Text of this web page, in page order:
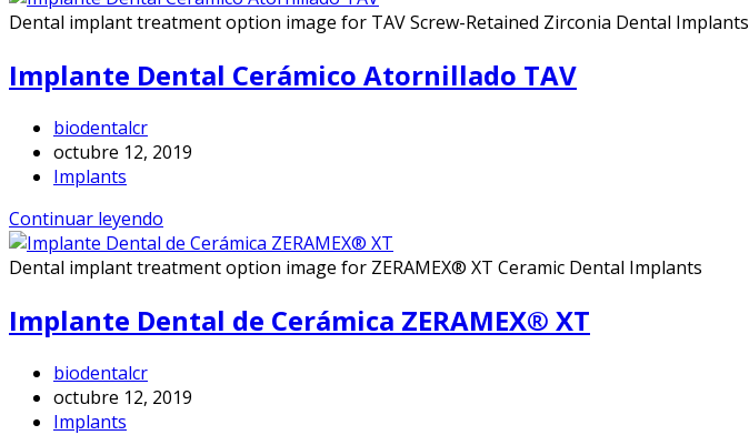
Dental implant treatment option image for TAV Screw-Retained Zirconia Dental Implants
Implante Dental Cerámico Atornillado TAV
biodentalcr
octubre 12, 2019
Implants
Continuar leyendo
Dental implant treatment option image for ZERAMEX® XT Ceramic Dental Implants
Implante Dental de Cerámica ZERAMEX® XT
biodentalcr
octubre 12, 2019
Implants